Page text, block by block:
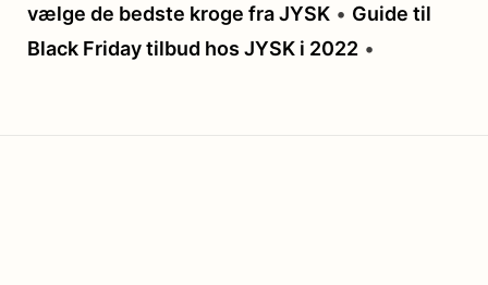
vælge de bedste kroge fra JYSK • Guide til
Black Friday tilbud hos JYSK i 2022 •